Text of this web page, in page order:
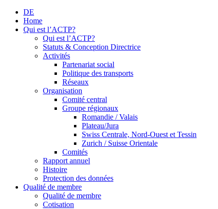
DE
Home
Qui est l’ACTP?
Qui est l’ACTP?
Statuts & Conception Directrice
Activités
Partenariat social
Politique des transports
Réseaux
Organisation
Comité central
Groupe régionaux
Romandie / Valais
Plateau/Jura
Swiss Centrale, Nord-Ouest et Tessin
Zurich / Suisse Orientale
Comités
Rapport annuel
Histoire
Protection des données
Qualité de membre
Qualité de membre
Cotisation